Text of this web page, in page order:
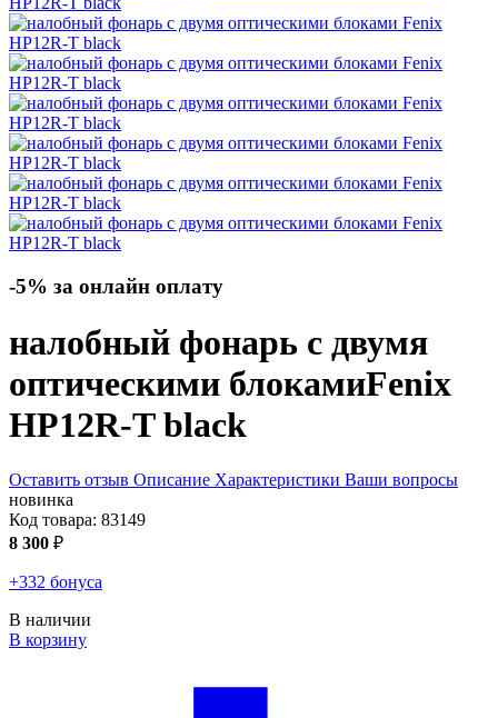
-5% за онлайн оплату
налобный фонарь с двумя
оптическими блокамиFenix
HP12R-Tblack
Оставить отзыв Описание Характеристики Ваши вопросы
новинка
Код товара: 83149
8 300 ₽
+332 бонуса
В наличии
В корзину